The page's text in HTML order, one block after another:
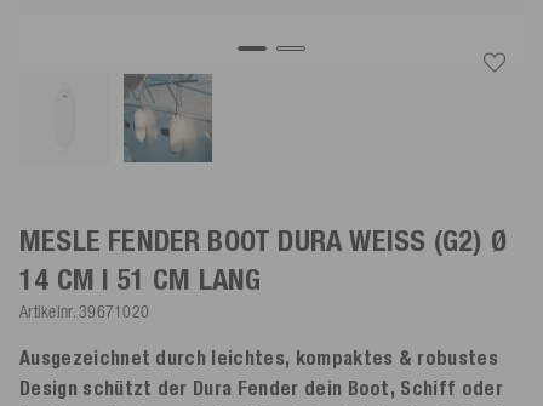
MESLE FENDER BOOT DURAWEISS (G2) Ø
14 CM | 51 CM LANG
Artikelnr. 39671020
Ausgezeichnet durch leichtes, kompaktes & robustes
Design schützt der Dura Fender dein Boot, Schiff oder